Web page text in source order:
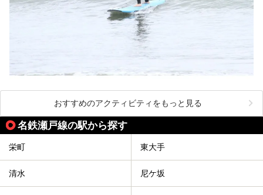
おすすめのアクティビティをもっと見る
名鉄瀬戸線の駅から探す
栄町 東大手
清水 尼ケ坂